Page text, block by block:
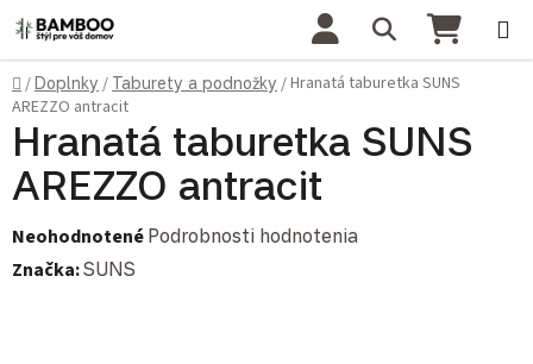
Prejsť na obsah Hľadať
Domov
/Doplnky / Taburety a podnožky /Hranatá taburetka SUNS
AREZZO antracit
Hranatá taburetka SUNS
AREZZO antracit
Priemerné hodnotenie produktu je 0,0 z 5 hviezdičiek.
Neohodnotené Podrobnosti hodnotenia
Značka:SUNS